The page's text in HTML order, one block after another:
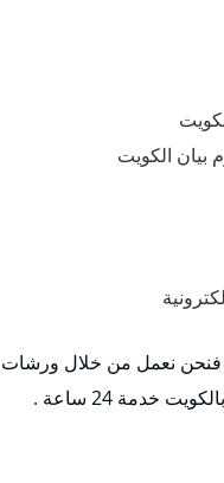
بيان الكويت
فنحن نعمل من خلال ورشات
خدمة 24 ساعة .